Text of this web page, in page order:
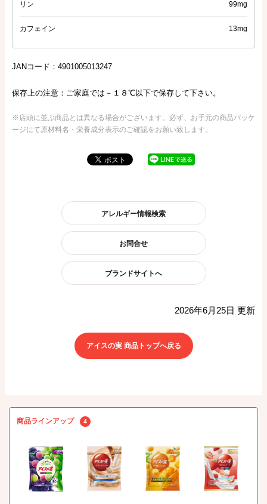
リン 99mg
カフェイン 13mg
JANコード：4901005013247
保存上の注意：ご家庭では－１８℃以下で保存して下さい。
※店頭に並ぶ商品とは異なる場合がございます。必ず、お手元の商品パッケ
ージにて原材料名・栄養成分表示のご確認をお願い致します。
アレルギー情報検索
お問合せ
ブランドサイトへ
2026年6月25日 更新
アイスの実 商品トップへ戻る
商品ラインアップ 4